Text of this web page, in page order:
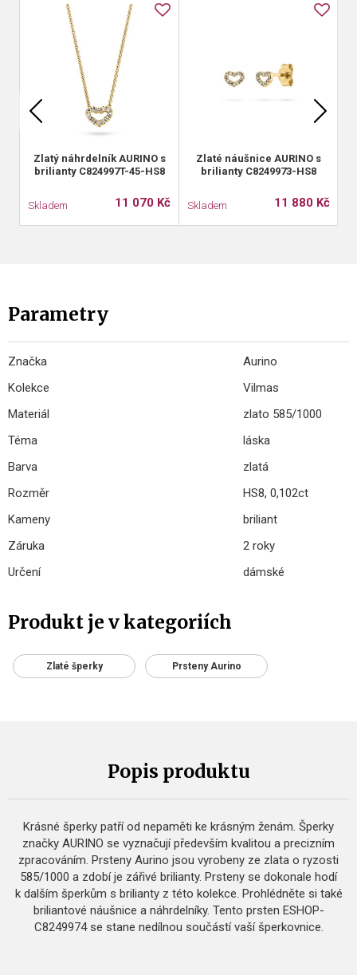
Zlatý náhrdelník AURINO s
brilianty C824997T-45-HS8
Skladem 11 070 Kč
Zlaté náušnice AURINO s
brilianty C8249973-HS8
Skladem 11 880 Kč
Parametry
Značka
Aurino
Kolekce
Vilmas
Materiál
zlato 585/1000
Téma
láska
Barva
zlatá
Rozměr
HS8, 0,102ct
Kameny
briliant
Záruka
2 roky
Určení
dámské
Produkt je v kategoriích
Zlaté šperky Prsteny Aurino
Popis produktu
Krásné šperky patří od nepaměti ke krásným ženám. Šperky
značky AURINO se vyznačují především kvalitou a precizním
zpracováním. Prsteny Aurino jsou vyrobeny ze zlata o ryzosti
585/1000 a zdobí je zářivé brilianty. Prsteny se dokonale hodí
k dalším šperkům s brilianty z této kolekce. Prohlédněte si také
briliantové náušnice a náhrdelníky. Tento prsten ESHOP-
C8249974 se stane nedílnou součástí vaší šperkovnice.